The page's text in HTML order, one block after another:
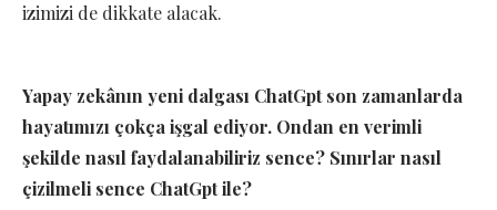
izimizi de dikkate alacak.
Yapay zekânın yeni dalgası ChatGpt son zamanlarda
hayatımızı çokça işgal ediyor. Ondan en verimli
şekilde nasıl faydalanabiliriz sence? Sınırlar nasıl
çizilmeli sence ChatGpt ile?